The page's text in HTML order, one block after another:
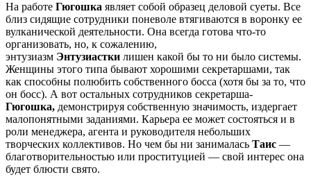
На работе Гюгошка являет собой образец деловой суеты. Все
близ сидящие сотрудники поневоле втягиваются в воронку ее
вулканической деятельности. Она всегда готова что-то
организовать, но, к сожалению,
энтузиазм Энтузиастки лишен какой бы то ни было системы.
Женщины этого типа бывают хорошими секретаршами, так
как способны полюбить собственного босса (хотя бы за то, что
он босс). А вот остальных сотрудников секретарша-
Гюгошка, демонстрируя собственную значимость, издергает
малопонятными заданиями. Карьера ее может состояться и в
роли менеджера, агента и руководителя небольших
творческих коллективов. Но чем бы ни занималась Таис —
благотворительностью или проституцией — свой интерес она
будет блюсти свято.